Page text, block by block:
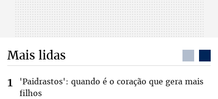
Mais lidas
'Paidrastos': quando é o coração que gera mais
filhos